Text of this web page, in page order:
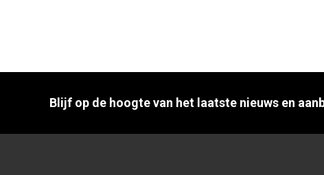
Blijf op de hoogte van het laatste nieuws en